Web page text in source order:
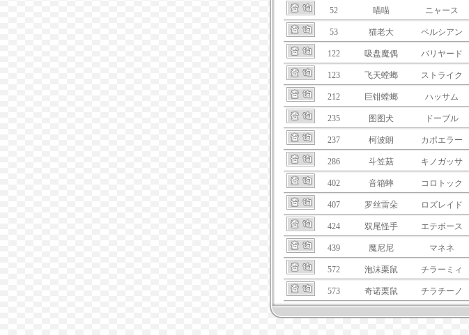
52 喵喵 ニャース
53 猫老大 ペルシアン
122 吸盘魔偶 バリヤード
123 飞天螳螂 ストライク
212 巨钳螳螂 ハッサム
235 图图犬 ドーブル
237 柯波朗 カポエラー
286 斗笠菇 キノガッサ
402 音箱蟀 コロトック
407 罗丝雷朵 ロズレイド
424 双尾怪手 エテボース
439 魔尼尼 マネネ
572 泡沫栗鼠 チラーミィ
573 奇诺栗鼠 チラチーノ